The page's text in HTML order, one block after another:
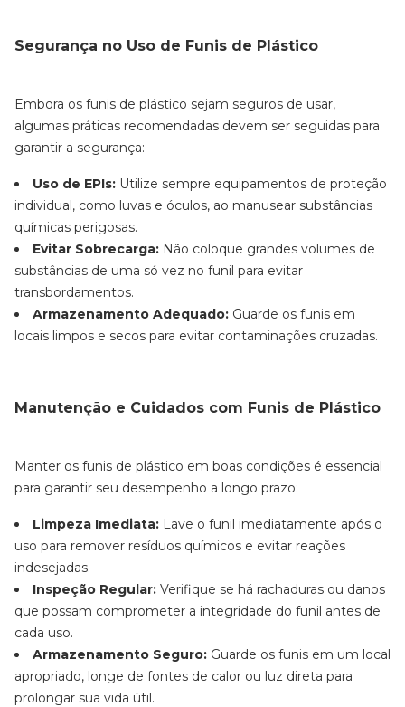
Segurança no Uso de Funis de Plástico
Embora os funis de plástico sejam seguros de usar,
algumas práticas recomendadas devem ser seguidas para
garantir a segurança:
Uso de EPIs: Utilize sempre equipamentos de proteção
individual, como luvas e óculos, ao manusear substâncias
químicas perigosas.
Evitar Sobrecarga: Não coloque grandes volumes de
substâncias de uma só vez no funil para evitar
transbordamentos.
Armazenamento Adequado: Guarde os funis em
locais limpos e secos para evitar contaminações cruzadas.
Manutenção e Cuidados com Funis de Plástico
Manter os funis de plástico em boas condições é essencial
para garantir seu desempenho a longo prazo:
Limpeza Imediata: Lave o funil imediatamente após o
uso para remover resíduos químicos e evitar reações
indesejadas.
Inspeção Regular: Verifique se há rachaduras ou danos
que possam comprometer a integridade do funil antes de
cada uso.
Armazenamento Seguro: Guarde os funis em um local
apropriado, longe de fontes de calor ou luz direta para
prolongar sua vida útil.